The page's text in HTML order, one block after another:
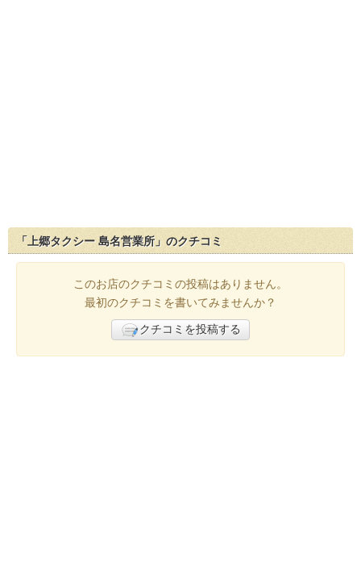
「上郷タクシー 島名営業所」のクチコミ
このお店のクチコミの投稿はありません。
最初のクチコミを書いてみませんか？
クチコミを投稿する